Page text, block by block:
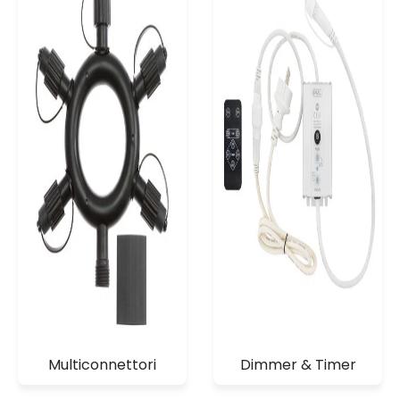
Multiconnettori Dimmer & Timer